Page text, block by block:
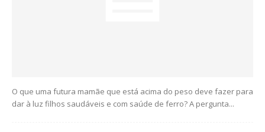
O que uma futura mamãe que está acima do peso deve fazer para
dar à luz filhos saudáveis e com saúde de ferro? A pergunta...